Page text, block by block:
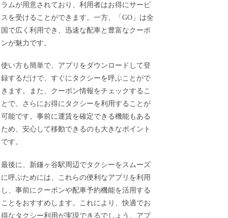
ラムが用意されており、利用者はお得にサービ
スを受けることができます。一方、「GO」は全
国で広く利用でき、迅速な配車と豊富なクーポ
ンが魅力です。
使い方も簡単で、アプリをダウンロードして登
録するだけで、すぐにタクシーを呼ぶことがで
きます。また、クーポン情報をチェックするこ
とで、さらにお得にタクシーを利用することが
可能です。事前に運賃を確定できる機能もある
ため、安心して移動できるのも大きなポイント
です。
最後に、新鎌ヶ谷駅周辺でタクシーをスムーズ
に呼ぶためには、これらの便利なアプリを利用
し、事前にクーポンや配車予約機能を活用する
ことをおすすめします。これにより、快適でお
得なタクシー利用が実現できるでしょう。アプ